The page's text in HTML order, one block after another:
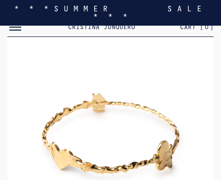
* * * S U M M E R S A L E
* * *
CRISTINA JUNQUERO CART [0]